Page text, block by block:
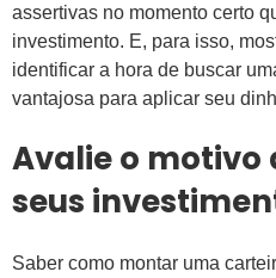
assertivas no momento certo
investimento. E, para isso,
identificar a hora de buscar
vantajosa para aplicar seu
Avalie o motivo
seus
Saber como montar uma